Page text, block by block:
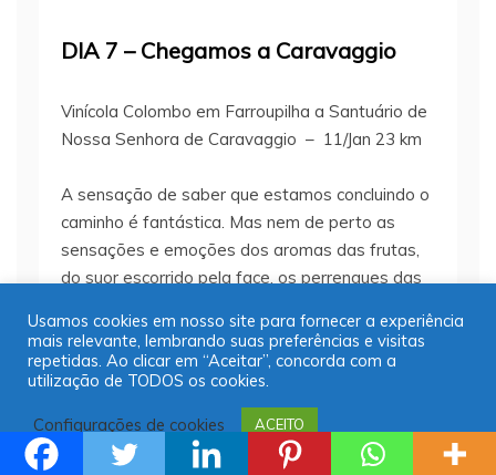
DIA 7 – Chegamos a Caravaggio
Vinícola Colombo em Farroupilha a Santuário de
Nossa Senhora de Caravaggio – 11/Jan 23 km
A sensação de saber que estamos concluindo o
caminho é fantástica. Mas nem de perto as
sensações e emoções dos aromas das frutas,
do suor escorrido pela face, os perrengues das
nossa breve existência. Nem de perto. Trecho
de foi relativamente leve, apenas o trecho final
(sempre no final) quando as energias estão no
fim. Caravaggio é um simpático vilarejo no
município de Farroupilha onde está o belo
templo a Nossa Senhora de Caravaggio. Mais
Usamos cookies em nosso site para fornecer a experiência
mais relevante, lembrando suas preferências e visitas
repetidas. Ao clicar em “Aceitar”, concorda com a
utilização de TODOS os cookies.
Configurações de cookies ACEITO